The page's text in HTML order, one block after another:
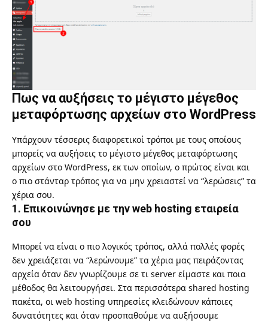
Πως να αυξήσεις το μέγιστο μέγεθος
μεταφόρτωσης αρχείων στο WordPress
Υπάρχουν τέσσερις διαφορετικοί τρόποι με τους οποίους
μπορείς να αυξήσεις το μέγιστο μέγεθος μεταφόρτωσης
αρχείων στο WordPress, εκ των οποίων, ο πρώτος είναι και
ο πιο στάνταρ τρόπος για να μην χρειαστεί να “λερώσεις” τα
χέρια σου.
1. Επικοινώνησε με την web hosting εταιρεία
σου
Μπορεί να είναι ο πιο λογικός τρόπος, αλλά πολλές φορές
δεν χρειάζεται να “λερώνουμε” τα χέρια μας πειράζοντας
αρχεία όταν δεν γνωρίζουμε σε τι server είμαστε και ποια
μέθοδος θα λειτουργήσει. Στα περισσότερα shared hosting
πακέτα, οι web hosting υπηρεσίες κλειδώνουν κάποιες
δυνατότητες και όταν προσπαθούμε να αυξήσουμε